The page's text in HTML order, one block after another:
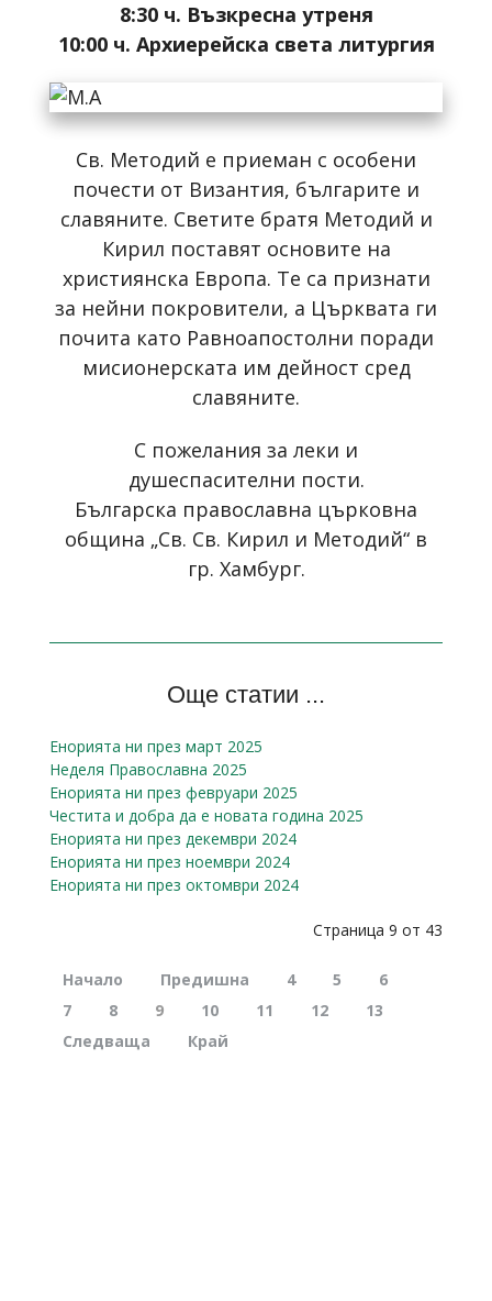
8:30 ч. Възкресна утреня
10:00 ч. Архиерейска света литургия
Св. Методий е приеман с особени
почести от Византия, българите и
славяните. Светите братя Методий и
Кирил поставят основите на
християнска Европа. Те са признати
за нейни покровители, а Църквата ги
почита като Равноапостолни поради
мисионерската им дейност сред
славяните.
С пожелания за леки и
душеспасителни пости.
Българска православна църковна
община „Св. Св. Кирил и Методий“ в
гр. Хамбург.
Още статии ...
Енорията ни през март 2025
Неделя Православна 2025
Енорията ни през февруари 2025
Честита и добра да е новата година 2025
Енорията ни през декември 2024
Енорията ни през ноември 2024
Енорията ни през октомври 2024
Страница 9 от 43
Начало Предишна 4 5
6
7
8 9 10 11 12
13
Следваща
Край